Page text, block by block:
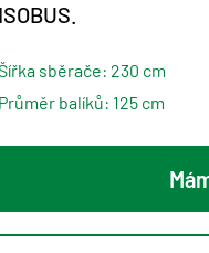
ISOBUS.
sběrače: 230 cm
Průměr balíků: 125 cm